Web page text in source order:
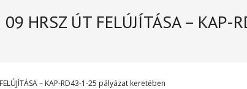
09 HRSZ ÚT FELÚJÍTÁSA –
– KAP-RD43-1-25 pályázat keretében